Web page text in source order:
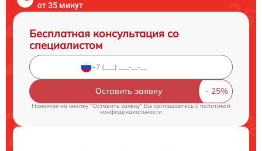
от 35 минут
Бесплатная консультация со
специалистом
Оставить заявку
Нажимая на кнопку "Оставить заявку" Вы соглашаетесь cполитикой
конфиденциальности